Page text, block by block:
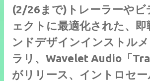
(2/26まで)トレーラーやビ
ェクトに最適化された、即
ンドデザインインストル
ラリ、Wavelet Audio「
がリリース、イントロセ